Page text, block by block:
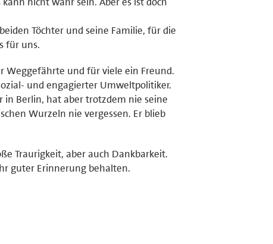
Töchter und seine Familie, für die
für uns.
Weggefährte und für viele ein Freund.
und engagierter Umweltpolitiker.
in Berlin, hat aber trotzdem nie seine
Wurzeln nie vergessen. Er blieb
Traurigkeit, aber auch Dankbarkeit.
guter Erinnerung behalten.